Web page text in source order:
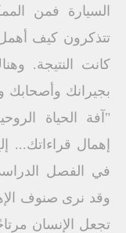
السيارة فمن
تتذكرون كيف أهمل
كانت النتيجة.
بجيرانك وأصحابك
"آفة الحياة
إهمال قراءاتك...
في الفصل
وقد نرى صنوف